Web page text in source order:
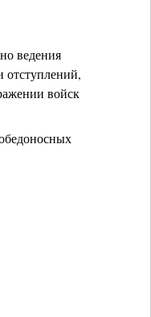
ведения
отступлений,
войск